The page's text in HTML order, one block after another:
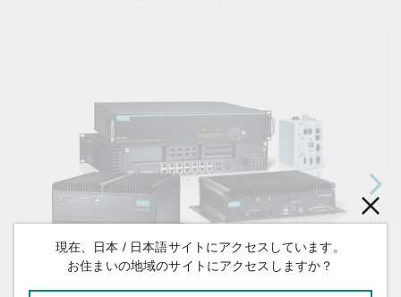
現在、日本 / 日本語サイトにアクセスしています。
お住まいの地域のサイトにアクセスしますか？